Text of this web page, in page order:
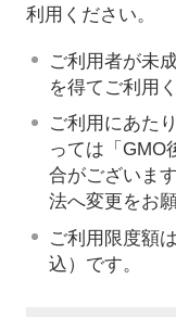
利用ください。
ご利用者が未
を得てご利用
ご利用にあた
っては「GMO
合がございま
法へ変更をお
ご利用限度額
込）です。